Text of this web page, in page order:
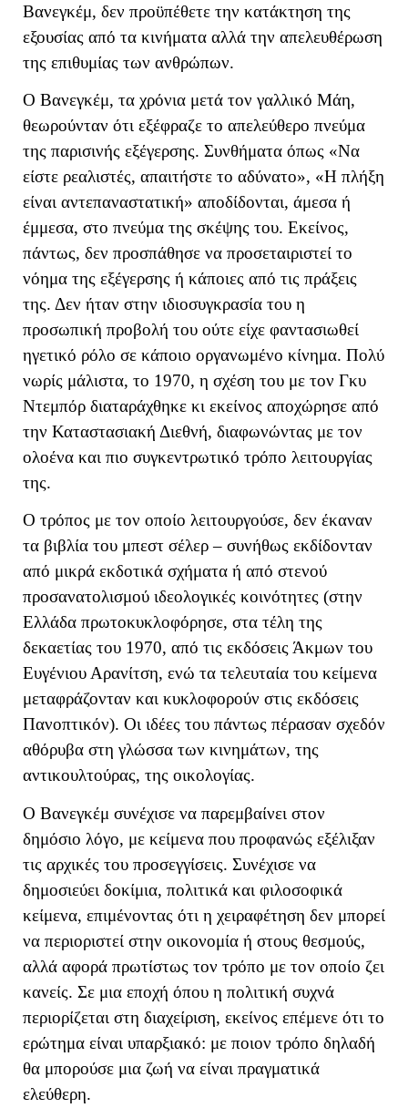
Βανεγκέμ, δεν προϋπέθετε την κατάκτηση της
εξουσίας από τα κινήματα αλλά την απελευθέρωση
της επιθυμίας των ανθρώπων.
Ο Βανεγκέμ, τα χρόνια μετά τον γαλλικό Μάη,
θεωρούνταν ότι εξέφραζε το απελεύθερο πνεύμα
της παρισινής εξέγερσης. Συνθήματα όπως «Να
είστε ρεαλιστές, απαιτήστε το αδύνατο», «Η πλήξη
είναι αντεπαναστατική» αποδίδονται, άμεσα ή
έμμεσα, στο πνεύμα της σκέψης του. Εκείνος,
πάντως, δεν προσπάθησε να προσεταιριστεί το
νόημα της εξέγερσης ή κάποιες από τις πράξεις
της. Δεν ήταν στην ιδιοσυγκρασία του η
προσωπική προβολή του ούτε είχε φαντασιωθεί
ηγετικό ρόλο σε κάποιο οργανωμένο κίνημα. Πολύ
νωρίς μάλιστα, το 1970, η σχέση του με τον Γκυ
Ντεμπόρ διαταράχθηκε κι εκείνος αποχώρησε από
την Καταστασιακή Διεθνή, διαφωνώντας με τον
ολοένα και πιο συγκεντρωτικό τρόπο λειτουργίας
της.
Ο τρόπος με τον οποίο λειτουργούσε, δεν έκαναν
τα βιβλία του μπεστ σέλερ – συνήθως εκδίδονταν
από μικρά εκδοτικά σχήματα ή από στενού
προσανατολισμού ιδεολογικές κοινότητες (στην
Ελλάδα πρωτοκυκλοφόρησε, στα τέλη της
δεκαετίας του 1970, από τις εκδόσεις Άκμων του
Ευγένιου Αρανίτση, ενώ τα τελευταία του κείμενα
μεταφράζονταν και κυκλοφορούν στις εκδόσεις
Πανοπτικόν). Οι ιδέες του πάντως πέρασαν σχεδόν
αθόρυβα στη γλώσσα των κινημάτων, της
αντικουλτούρας, της οικολογίας.
Ο Βανεγκέμ συνέχισε να παρεμβαίνει στον
δημόσιο λόγο, με κείμενα που προφανώς εξέλιξαν
τις αρχικές του προσεγγίσεις. Συνέχισε να
δημοσιεύει δοκίμια, πολιτικά και φιλοσοφικά
κείμενα, επιμένοντας ότι η χειραφέτηση δεν μπορεί
να περιοριστεί στην οικονομία ή στους θεσμούς,
αλλά αφορά πρωτίστως τον τρόπο με τον οποίο ζει
κανείς. Σε μια εποχή όπου η πολιτική συχνά
περιορίζεται στη διαχείριση, εκείνος επέμενε ότι το
ερώτημα είναι υπαρξιακό: με ποιον τρόπο δηλαδή
θα μπορούσε μια ζωή να είναι πραγματικά
ελεύθερη.